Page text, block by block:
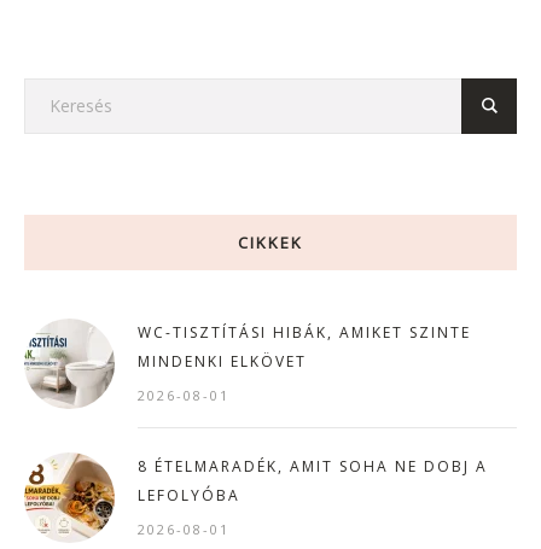
CIKKEK
WC-TISZTÍTÁSI HIBÁK, AMIKET SZINTE
MINDENKI ELKÖVET
2026-08-01
8 ÉTELMARADÉK, AMIT SOHA NE DOBJ A
LEFOLYÓBA
2026-08-01